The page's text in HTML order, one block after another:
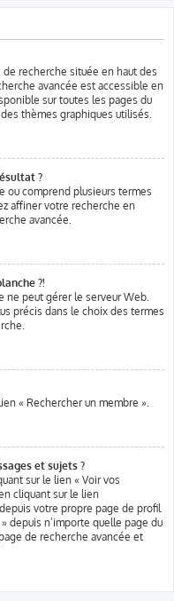
recherche située en haut des
avancée est accessible en
sur toutes les pages du
thèmes graphiques utilisés.
?
ou comprend plusieurs termes
affiner votre recherche en
avancée.
?!
ne peut gérer le serveur Web.
précis dans le choix des termes
« Rechercher un membre ».
et sujets ?
sur le lien « Voir vos
cliquant sur le lien
votre propre page de profil
depuis n’importe quelle page du
de recherche avancée et